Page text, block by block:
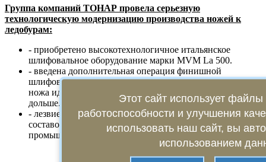
Группа компаний ТОНАР провела серьезную
технологическую модернизацию производства ножей к
ледобурам:
- приобретено высокотехнологичное итальянское
шлифовальное оборудование марки MVM La 500.
- введена дополнительная операция финишной
шлифовки (доводка) лезвия всех ножей: теперь лезвие
ножа идеально острое и держит заточку намного
дольше.
- лезвие ножей обрабатывается специальным защитным
составом, который разработан для оборонной
промышленности.
Этот сайт использует
работоспособности и улучшения
использовать наш сайт, вы
использованием